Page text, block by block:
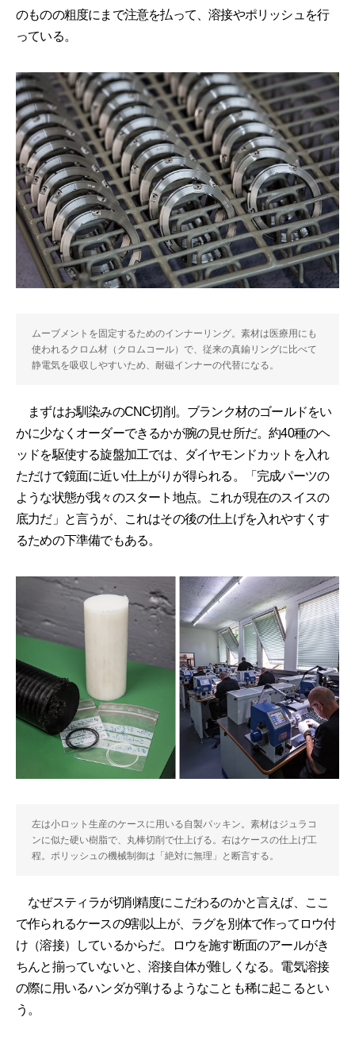
のものの粗度にまで注意を払って、溶接やポリッシュを行
っている。
ムーブメントを固定するためのインナーリング。素材は医療用にも
使われるクロム材（クロムコール）で、従来の真鍮リングに比べて
静電気を吸収しやすいため、耐磁インナーの代替になる。
まずはお馴染みのCNC切削。ブランク材のゴールドをい
かに少なくオーダーできるかが腕の見せ所だ。約40種のヘ
ッドを駆使する旋盤加工では、ダイヤモンドカットを入れ
ただけで鏡面に近い仕上がりが得られる。「完成パーツの
ような状態が我々のスタート地点。これが現在のスイスの
底力だ」と言うが、これはその後の仕上げを入れやすくす
るための下準備でもある。
左は小ロット生産のケースに用いる自製パッキン。素材はジュラコ
ンに似た硬い樹脂で、丸棒切削で仕上げる。右はケースの仕上げ工
程。ポリッシュの機械制御は「絶対に無理」と断言する。
なぜスティラが切削精度にこだわるのかと言えば、ここ
で作られるケースの9割以上が、ラグを別体で作ってロウ付
け（溶接）しているからだ。ロウを施す断面のアールがき
ちんと揃っていないと、溶接自体が難しくなる。電気溶接
の際に用いるハンダが弾けるようなことも稀に起こるとい
う。